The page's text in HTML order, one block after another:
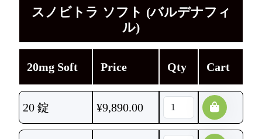
スノビトラ ソフト (バルデナフィ
ル)
20mg Soft Price Qty Cart
20 錠 ¥9,890.00